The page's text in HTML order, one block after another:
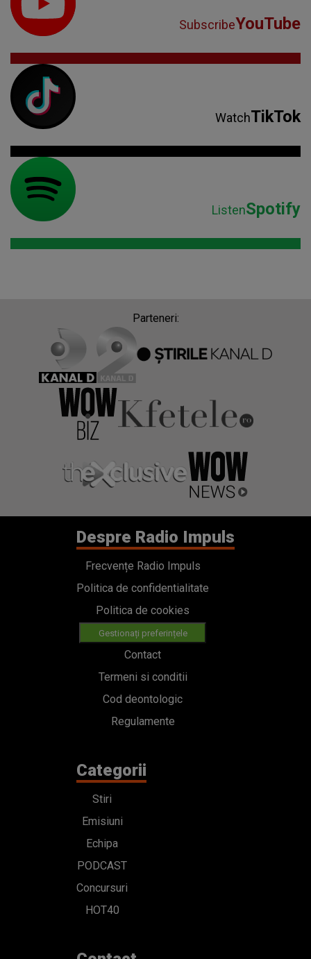
SubscribeYouTube
WatchTikTok
ListenSpotify
Parteneri:
Despre Radio Impuls
Frecvențe Radio Impuls
Politica de confidentialitate
Politica de cookies
Gestionați preferințele
Contact
Termeni si conditii
Cod deontologic
Regulamente
Categorii
Stiri
Emisiuni
Echipa
PODCAST
Concursuri
HOT40